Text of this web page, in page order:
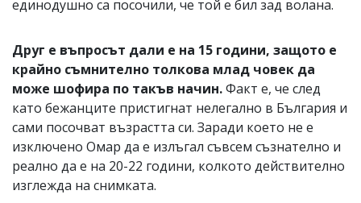
единодушно са посочили, че той е бил зад волана.
Друг е въпросът дали е на 15 години, защото е
крайно съмнително толкова млад човек да
може шофира по такъв начин.Факт е, че след
като бежанците пристигнат нелегално в България и
сами посочват възрастта си. Заради което не е
изключено Омар да е излъгал съвсем съзнателно и
реално да е на 20-22 години, колкото действително
изглежда на снимката.